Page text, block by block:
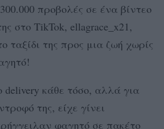
προβολές σε ένα βίντεο
στο TikTok, ellagrace_x21,
ταξίδι της προς μια ζωή χωρίς
delivery κάθε τόσο, αλλά για
της, είχε γίνει
φαγητό σε πακέτο